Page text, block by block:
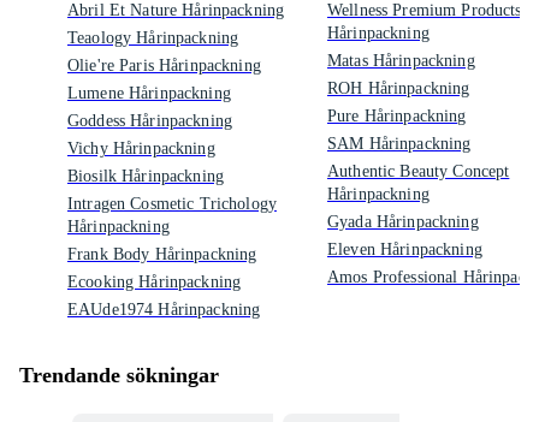
Abril Et Nature Hårinpackning
Teaology Hårinpackning
Olie're Paris Hårinpackning
Lumene Hårinpackning
Goddess Hårinpackning
Vichy Hårinpackning
Biosilk Hårinpackning
Intragen Cosmetic Trichology
Hårinpackning
Frank Body Hårinpackning
Ecooking Hårinpackning
EAUde1974 Hårinpackning
Wellness Premium Products
Hårinpackning
Matas Hårinpackning
ROH Hårinpackning
Pure Hårinpackning
SAM Hårinpackning
Authentic Beauty Concept
Hårinpackning
Gyada Hårinpackning
Eleven Hårinpackning
Amos Professional
Trendande sökningar